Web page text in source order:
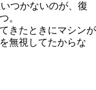
つかないのが、復
。
きたときにマシンが
無視してたからな